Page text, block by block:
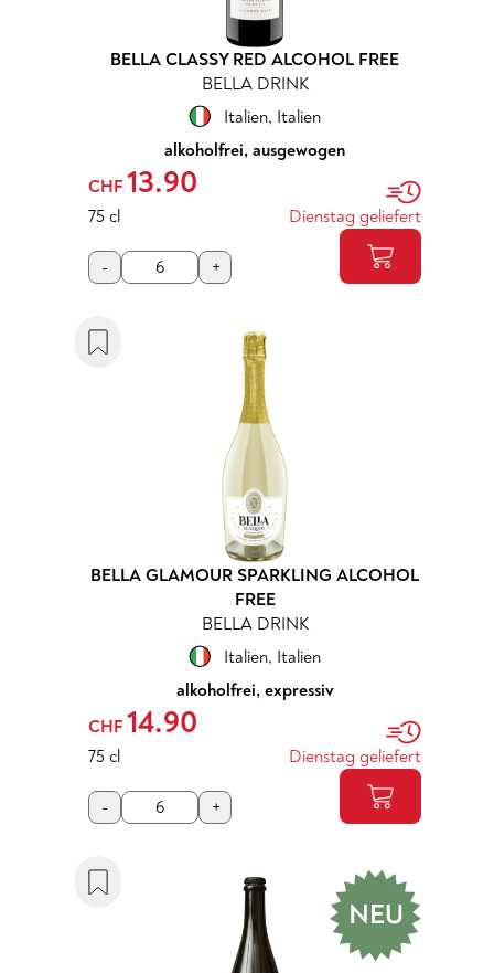
BELLA CLASSY RED ALCOHOL FREE
BELLA DRINK
Italien, Italien
alkoholfrei, ausgewogen
CHF 13.90
75 cl Dienstag geliefert
- +
BELLA GLAMOUR SPARKLING ALCOHOL
FREE
BELLA DRINK
Italien, Italien
alkoholfrei, expressiv
CHF 14.90
75 cl Dienstag geliefert
- +